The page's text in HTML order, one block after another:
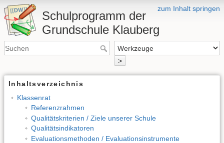
zum Inhalt springen
Schulprogramm der
Grundschule Klauberg
>
Inhaltsverzeichnis
Klassenrat
Referenzrahmen
Qualitätskriterien / Ziele unserer Schule
Qualitätsindikatoren
Evaluationsmethoden / Evaluationsinstrumente